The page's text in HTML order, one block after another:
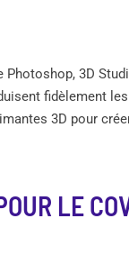
3D
fidèlement
3D pour
LE